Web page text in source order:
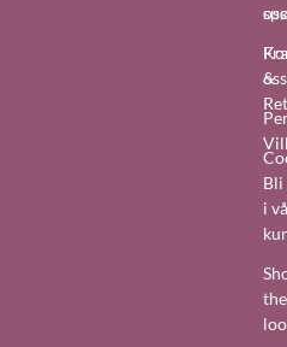
oss
&
Bli
i
the
oss